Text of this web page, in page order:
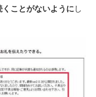
ことがないように し